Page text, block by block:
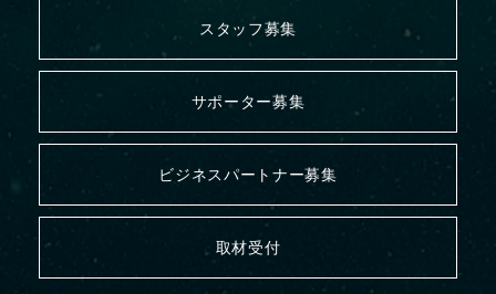
スタッフ募集
サポーター募集
ビジネスパートナー募集
取材受付